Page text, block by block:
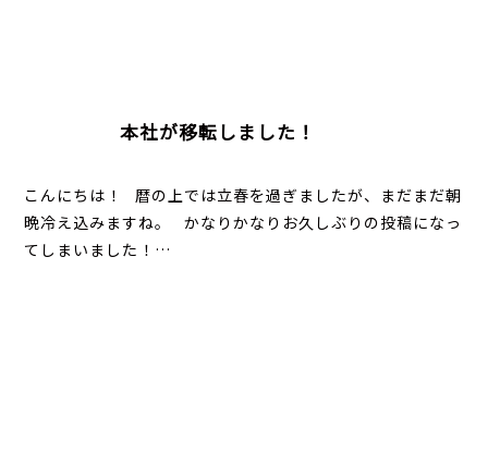
本社が移転しました！
こんにちは！ 暦の上では立春を過ぎましたが、まだまだ朝
晩冷え込みますね。 かなりかなりお久しぶりの投稿になっ
てしまいました！…